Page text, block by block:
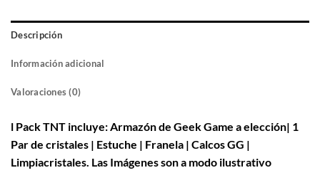
Descripción
Información adicional
Valoraciones (0)
l Pack TNT incluye: Armazón de Geek Game a elección| 1
Par de cristales | Estuche | Franela | Calcos GG |
Limpiacristales. Las Imágenes son a modo ilustrativo